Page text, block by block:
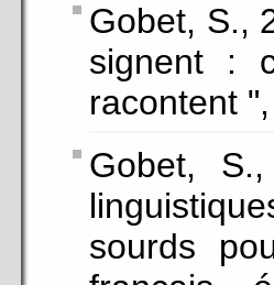
Gobet, S.,
signent :
racontent
Gobet,
sourds